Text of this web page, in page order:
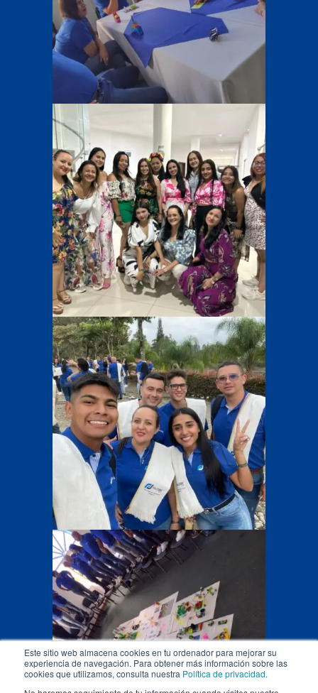
Este sitio web almacena cookies en tu ordenador para mejorar su
experiencia de navegación. Para obtener más información sobre las
cookies que utilizamos, consulta nuestra Política de privacidad.